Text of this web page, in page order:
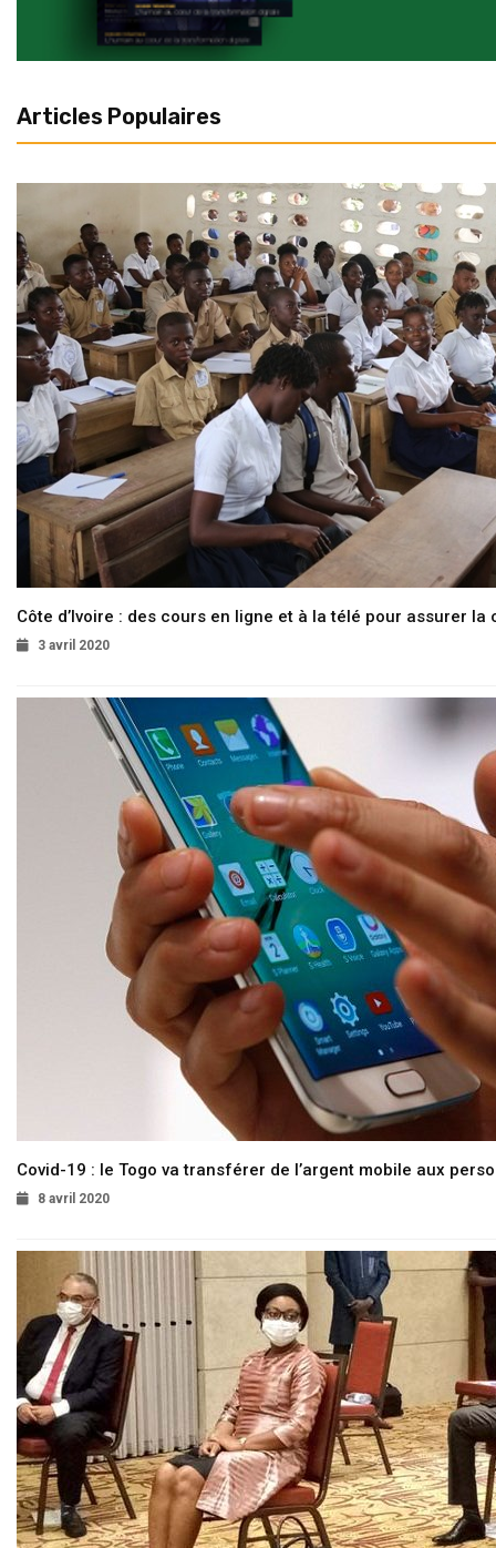
Articles Populaires
Côte d’Ivoire : des cours en ligne et à la télé pour assurer la
3 avril 2020
Covid-19 : le Togo va transférer de l’argent mobile aux
8 avril 2020